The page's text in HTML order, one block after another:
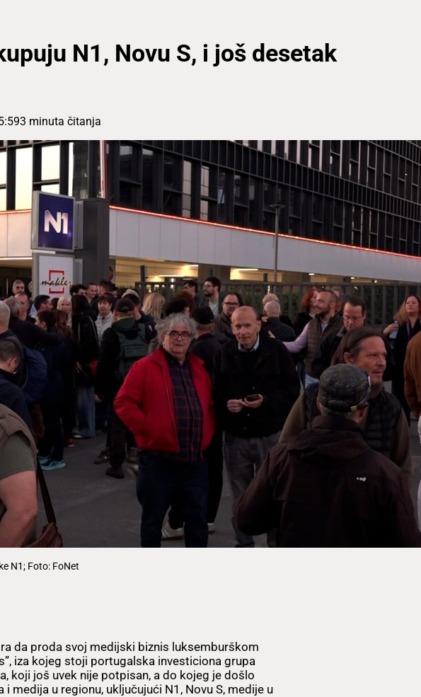
N1, Novu S, i još desetak
3 minuta čitanja
N1; Foto: FoNet
da proda svoj medijski biznis luksemburškom
iza kojeg stoji portugalska investiciona grupa
koji još uvek nije potpisan, a do kojeg je došlo
medija u regionu, uključujući N1, Novu S, medije u